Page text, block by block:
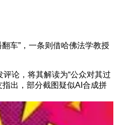
车”，一条则借哈佛法学教授
论，将其解读为“公众对其过
出，部分截图疑似AI合成拼